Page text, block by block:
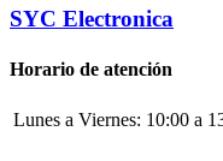
SYC Electronica
Horario de atención
Lunes a Viernes: 10:00 a